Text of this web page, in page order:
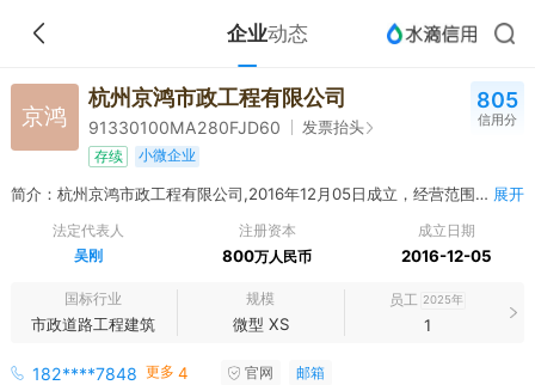
企业动态
京鸿
杭州京鸿市政工程有限公司
91330100MA280FJD60 发票抬头
存续 小微企业
805
信用分
简介：杭州京鸿市政工程有限公司,2016年12月05日成立，经营范围包括承接：建筑工程、市政工程、水利工程、园林绿化工程、地基基础工程、土石方工程、室内外装饰工程、园林古建筑工程、消防设施工程、机电设备安装工程（除特殊机电设备安装）、建筑智能化工程、管道工程（除煤气管道）、城市道路照明工程[除电力设施承接（修、试）]、体育场地设施工程（以上涉及资质的凭资质经营）；设计：环保处理工程、园林绿化工程；服务：公路养护、市政养护、园林绿化养护，道路保洁，机械租赁；经销：建材、钢材、水泥、电线电缆；货运：普通货运；其它无须报经审批的一切合法项目**（依法须经批准的项目，经相关部门批准后方可开展经营活动） 展开
法定代表人
吴刚
注册资本
800万人民币
成立日期
2016-12-05
国标行业
市政道路工程建筑
规模
微型 XS
员工 2025年
1
182****7848 更多 4 官网 邮箱